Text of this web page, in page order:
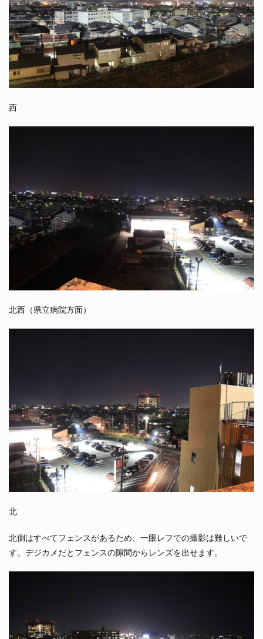
西
北西（県立病院方面）
北
北側はすべてフェンスがあるため、一眼レフでの撮影は難しいで
す。デジカメだとフェンスの隙間からレンズを出せます。